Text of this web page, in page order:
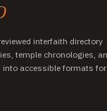
interfaith directory
temple chronologies,
accessible formats for